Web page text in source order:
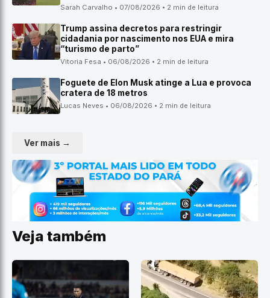
Sarah Carvalho • 07/08/2026 • 2 min de leitura
Trump assina decretos para restringir
cidadania por nascimento nos EUA e mira
“turismo de parto”
Vitoria Fesa • 06/08/2026 • 2 min de leitura
Foguete de Elon Musk atinge a Lua e provoca
cratera de 18 metros
Lucas Neves • 06/08/2026 • 2 min de leitura
Ver mais →
Veja também